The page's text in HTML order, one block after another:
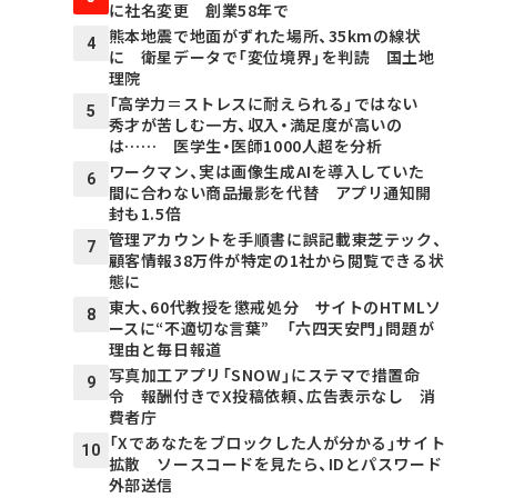
に社名変更 創業58年で
4
熊本地震で地面がずれた場所、35kmの線状
に 衛星データで「変位境界」を判読 国土地
理院
5
「高学力＝ストレスに耐えられる」ではない
秀才が苦しむ一方、収入・満足度が高いの
は…… 医学生・医師1000人超を分析
6
ワークマン、実は画像生成AIを導入していた
間に合わない商品撮影を代替 アプリ通知開
封も1.5倍
7
管理アカウントを手順書に誤記載――東芝テック、
顧客情報38万件が特定の1社から閲覧できる状
態に
8
東大、60代教授を懲戒処分 サイトのHTMLソ
ースに“不適切な言葉” 「六四天安門」問題が
理由と毎日報道
9
写真加工アプリ「SNOW」にステマで措置命
令 報酬付きでX投稿依頼、広告表示なし 消
費者庁
10
「Xであなたをブロックした人が分かる」サイト
拡散 ソースコードを見たら、IDとパスワード
外部送信